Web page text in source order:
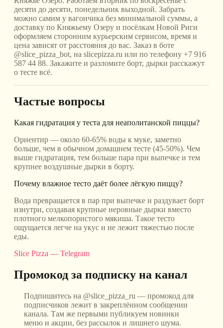
десяти до десяти, понедельник выходной. Забрать
можно самим у вагончика без минимальной суммы, а
доставку по Княжьему Озеру и посёлкам Новой Риги
оформляем сторонним курьерским сервисом, время и
цена зависят от расстояния до вас. Заказ в боте
@slice_pizza_bot, на slicepizza.ru или по телефону +7 916
587 44 88. Закажите и разломите борт, дырки расскажут
о тесте всё.
Частые вопросы
Какая гидратация у теста для неаполитанской пиццы?
Ориентир — около 60-65% воды к муке, заметно
больше, чем в обычном домашнем тесте (45-50%). Чем
выше гидратация, тем больше пара при выпечке и тем
крупнее воздушные дырки в борту.
Почему влажное тесто даёт более лёгкую пиццу?
Вода превращается в пар при выпечке и раздувает борт
изнутри, создавая крупные неровные дырки вместо
плотного мелкопористого мякиша. Такое тесто
ощущается легче на укус и не лежит тяжестью после
еды.
Slice Pizza — Telegram
Промокод за подписку на канал
Подпишитесь на @slice_pizza_ru — промокод для
подписчиков лежит в закреплённом сообщении
канала. Там же первыми публикуем новинки
меню и акции, без рассылок и лишнего шума.